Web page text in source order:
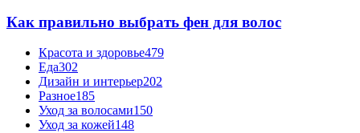
Как правильно выбрать фен для волос
Красота и здоровье479
Еда302
Дизайн и интерьер202
Разное185
Уход за волосами150
Уход за кожей148